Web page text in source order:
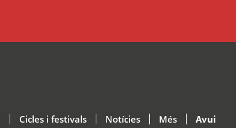
Cicles i festivals Notícies Més Avui